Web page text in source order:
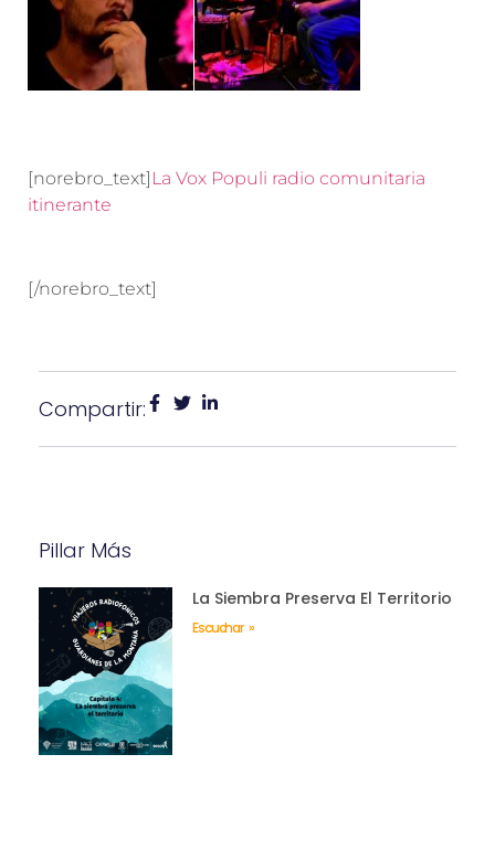
[norebro_text] La Vox Populi radio comunitaria
itinerante
[/norebro_text]
Compartir:
Pillar Más
La Siembra Preserva El Territorio
Escuchar »